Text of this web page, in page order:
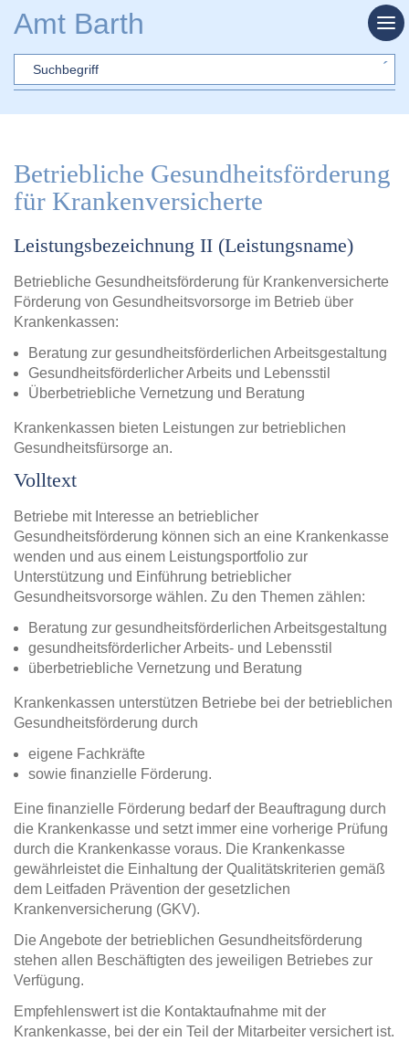
Amt Barth
Sword
Betriebliche Gesundheitsförderung
für Krankenversicherte
Leistungsbezeichnung II (Leistungsname)
Betriebliche Gesundheitsförderung für Krankenversicherte
Förderung von Gesundheitsvorsorge im Betrieb über
Krankenkassen:
Beratung zur gesundheitsförderlichen Arbeitsgestaltung
Gesundheitsförderlicher Arbeits und Lebensstil
Überbetriebliche Vernetzung und Beratung
Krankenkassen bieten Leistungen zur betrieblichen
Gesundheitsfürsorge an.
Volltext
Betriebe mit Interesse an betrieblicher
Gesundheitsförderung können sich an eine Krankenkasse
wenden und aus einem Leistungsportfolio zur
Unterstützung und Einführung betrieblicher
Gesundheitsvorsorge wählen. Zu den Themen zählen:
Beratung zur gesundheitsförderlichen Arbeitsgestaltung
gesundheitsförderlicher Arbeits- und Lebensstil
überbetriebliche Vernetzung und Beratung
Krankenkassen unterstützen Betriebe bei der betrieblichen
Gesundheitsförderung durch
eigene Fachkräfte
sowie finanzielle Förderung.
Eine finanzielle Förderung bedarf der Beauftragung durch
die Krankenkasse und setzt immer eine vorherige Prüfung
durch die Krankenkasse voraus. Die Krankenkasse
gewährleistet die Einhaltung der Qualitätskriterien gemäß
dem Leitfaden Prävention der gesetzlichen
Krankenversicherung (GKV).
Die Angebote der betrieblichen Gesundheitsförderung
stehen allen Beschäftigten des jeweiligen Betriebes zur
Verfügung.
Empfehlenswert ist die Kontaktaufnahme mit der
Krankenkasse, bei der ein Teil der Mitarbeiter versichert ist.